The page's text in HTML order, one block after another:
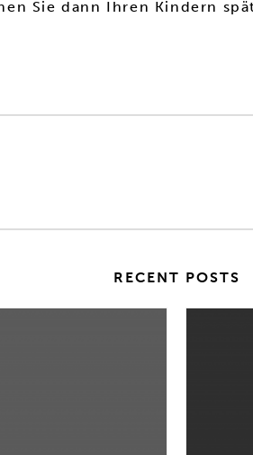
Sie dann Ihren Kindern
RECENT POSTS